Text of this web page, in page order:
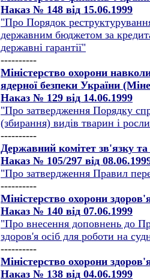
Наказ № 148 від 15.06.1999
"Про Порядок
державним бюджетом за
державні гарантії"
----------
Міністерство охорони
ядерної безпеки України
Наказ № 129 від 14.06.1999
"Про затвердження Порядку
(збирання) видів тварин і
----------
Державний комітет зв'язку та
Наказ № 105/297 від
"Про затвердження Правил
----------
Міністерство охорони
Наказ № 140 від 07.06.1999
"Про внесення доповнень до
здоров'я осіб для роботи на
----------
Міністерство охорони
Наказ № 138 від 04.06.1999